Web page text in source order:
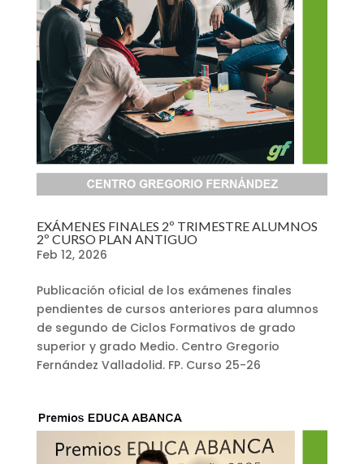
EXÁMENES FINALES 2º TRIMESTRE ALUMNOS
2º CURSO PLAN ANTIGUO
Feb 12, 2026
Publicación oficial de los exámenes finales
pendientes de cursos anteriores para alumnos
de segundo de Ciclos Formativos de grado
superior y grado Medio. Centro Gregorio
Fernández Valladolid. FP. Curso 25-26